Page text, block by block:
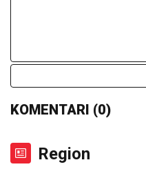
KOMENTARI (0)
Region